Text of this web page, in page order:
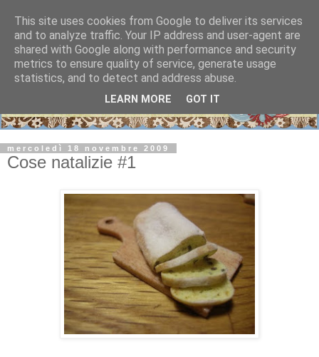
mercoledì 18 novembre 2009
Cose natalizie #1
This site uses cookies from Google to deliver its services
and to analyze traffic. Your IP address and user-agent are
shared with Google along with performance and security
metrics to ensure quality of service, generate usage
statistics, and to detect and address abuse.
LEARN MORE GOT IT